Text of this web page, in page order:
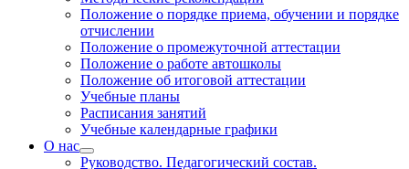
Положение о порядке приема, обучении и порядке
отчислении
Положение о промежуточной аттестации
Положение о работе автошколы
Положение об итоговой аттестации
Учебные планы
Расписания занятий
Учебные календарные графики
О нас
Руководство. Педагогический состав.